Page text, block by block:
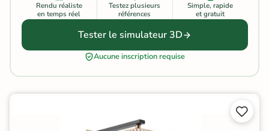
Rendu réaliste
en temps réel
Testez plusieurs
références
Simple, rapide
et gratuit
Tester le simulateur 3D
Aucune inscription requise

